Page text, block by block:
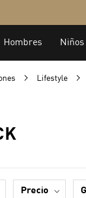
Lifestyle
precio